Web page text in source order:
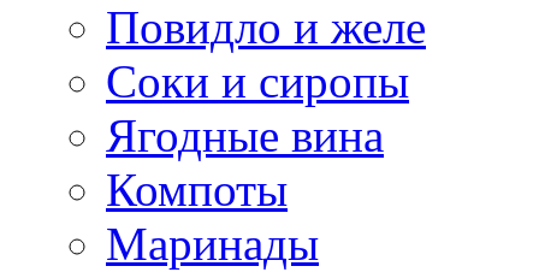
Повидло и желе
Соки и сиропы
Ягодные вина
Компоты
Маринады